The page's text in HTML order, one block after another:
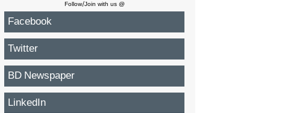
Follow/Join with us @
Facebook
Twitter
BD Newspaper
LinkedIn